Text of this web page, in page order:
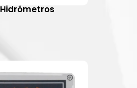
Hidrômetros